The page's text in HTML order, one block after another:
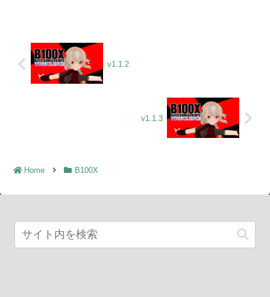
v1.1.2
v1.1.3
Home B100X